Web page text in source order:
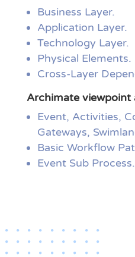
Business Layer.
Application Layer.
Technology Layer.
Physical Elements.
Cross-Layer
Archimate viewpoint
Event, Activities,
Gateways,
Basic Workflow
Event Sub Process.